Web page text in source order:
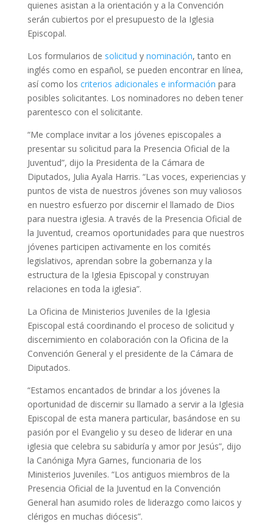
quienes asistan a la orientación y a la Convención
serán cubiertos por el presupuesto de la Iglesia
Episcopal.
Los formularios de solicitud y nominación, tanto en
inglés como en español, se pueden encontrar en línea,
así como los criterios adicionales e información para
posibles solicitantes. Los nominadores no deben tener
parentesco con el solicitante.
“Me complace invitar a los jóvenes episcopales a
presentar su solicitud para la Presencia Oficial de la
Juventud”, dijo la Presidenta de la Cámara de
Diputados, Julia Ayala Harris. “Las voces, experiencias y
puntos de vista de nuestros jóvenes son muy valiosos
en nuestro esfuerzo por discernir el llamado de Dios
para nuestra iglesia. A través de la Presencia Oficial de
la Juventud, creamos oportunidades para que nuestros
jóvenes participen activamente en los comités
legislativos, aprendan sobre la gobernanza y la
estructura de la Iglesia Episcopal y construyan
relaciones en toda la iglesia”.
La Oficina de Ministerios Juveniles de la Iglesia
Episcopal está coordinando el proceso de solicitud y
discernimiento en colaboración con la Oficina de la
Convención General y el presidente de la Cámara de
Diputados.
“Estamos encantados de brindar a los jóvenes la
oportunidad de discernir su llamado a servir a la Iglesia
Episcopal de esta manera particular, basándose en su
pasión por el Evangelio y su deseo de liderar en una
iglesia que celebra su sabiduría y amor por Jesús”, dijo
la Canóniga Myra Garnes, funcionaria de los
Ministerios Juveniles. “Los antiguos miembros de la
Presencia Oficial de la Juventud en la Convención
General han asumido roles de liderazgo como laicos y
clérigos en muchas diócesis”.